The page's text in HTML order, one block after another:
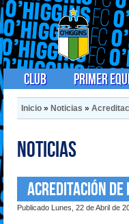
Club Primer
Inicio » Noticias »
Noticias
Acreditación de
Publicado Lunes, 22 de Abril de